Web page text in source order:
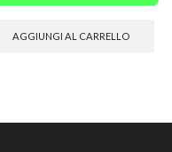
AGGIUNGI AL CARRELLO